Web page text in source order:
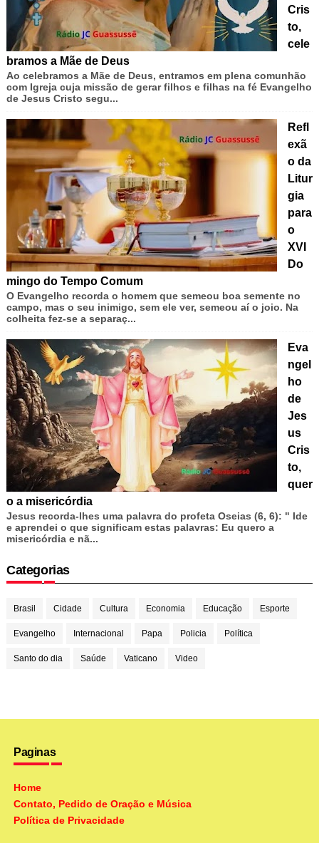
Cris
to,
cele
bramos a Mãe de Deus
Ao celebramos a Mãe de Deus, entramos em plena comunhão
com Igreja cuja missão de gerar filhos e filhas na fé Evangelho
de Jesus Cristo segu...
Refl
exã
o da
Litur
gia
para
o
XVI
Do
mingo do Tempo Comum
O Evangelho recorda o homem que semeou boa semente no
campo, mas o seu inimigo, sem ele ver, semeou aí o joio. Na
colheita fez-se a separaç...
Eva
ngel
ho
de
Jes
us
Cris
to,
quer
o a misericórdia
Jesus recorda-lhes uma palavra do profeta Oseias (6, 6): " Ide
e aprendei o que significam estas palavras: Eu quero a
misericórdia e nã...
Categorias
Brasil Cidade Cultura Economia Educação Esporte
Evangelho Internacional Papa Policia Política
Santo do dia Saúde Vaticano Video
Paginas
Home
Contato, Pedido de Oração e Música
Política de Privacidade